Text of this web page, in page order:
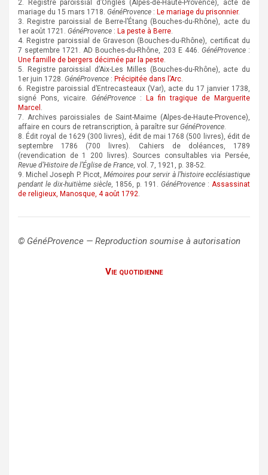
2. Registre paroissial d’Ongles (Alpes-de-Haute-Provence), acte de
mariage du 15 mars 1718. GénéProvence : Le mariage du prisonnier.
3. Registre paroissial de Berre-l’Étang (Bouches-du-Rhône), acte du
1er août 1721. GénéProvence : La peste à Berre.
4. Registre paroissial de Graveson (Bouches-du-Rhône), certificat du
7 septembre 1721. AD Bouches-du-Rhône, 203 E 446. GénéProvence:
Une famille de bergers décimée par la peste.
5. Registre paroissial d’Aix-Les Milles (Bouches-du-Rhône), acte du
1er juin 1728. GénéProvence : Précipitée dans l’Arc.
6. Registre paroissial d’Entrecasteaux (Var), acte du 17 janvier 1738,
signé Pons, vicaire. GénéProvence :
La fin tragique de Marguerite
Marcel .
7. Archives paroissiales de Saint-Maime (Alpes-de-Haute-Provence),
affaire en cours de retranscription, à paraître sur GénéProvence.
8. Édit royal de 1629 (300 livres), édit de mai 1768 (500 livres), édit de
septembre 1786 (700 livres). Cahiers de doléances, 1789
(revendication de 1 200 livres). Sources consultables via Persée,
Revue d’Histoire de l’Église de France, vol. 7, 1921, p. 38-52.
9. Michel Joseph P. Picot, Mémoires pour servir à l’histoire ecclésiastique
pendant le dix-huitième siècle, 1856, p. 191. GénéProvence : Assassinat
de religieux, Manosque, 4 août 1792.
© GénéProvence — Reproduction soumise à autorisation
Vie quotidienne